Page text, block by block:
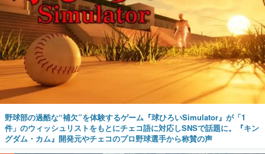
野球部の過酷な“補欠”を体験するゲーム『球ひろいSimulator』が「1
件」のウィッシュリストをもとにチェコ語に対応しSNSで話題に。『キン
グダム・カム』開発元やチェコのプロ野球選手から称賛の声